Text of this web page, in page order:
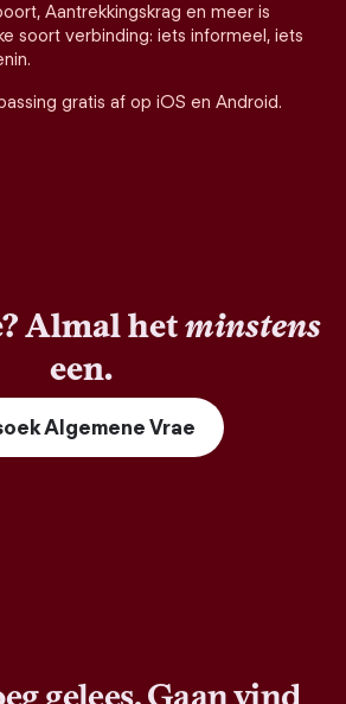
Aantrekkingskrag en meer is
soort verbinding: iets informeel, iets
gratis af op iOS en Android.
Almal hetminstens
een.
Algemene Vrae
gelees. Gaan vind